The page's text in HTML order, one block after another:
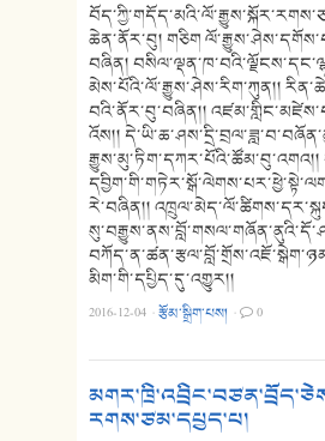
ཆེན་ནོར་བུ། གཅིག
བཞིན།
མེས་པོའི་ལོ་རྒྱུས་ཤེས་རིག་ཀུན།།
བའི་ནོར་བུ་བཞིན།།
འོས།།
རེ་བཞིན།།
མིག་གི་དཔྱིད་དུ་འགྱུར།།
2016-12-04 ·རྩོམ་སྒྲིག་པས། · 0
རགས་ཙམ་དཔྱད་པ།